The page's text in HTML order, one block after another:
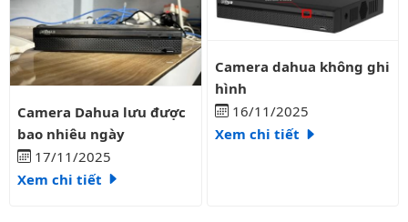
Camera Dahua lưu được bao nhiêu ngày
Camera Dahua lưu được
bao nhiêu ngày
17/11/2025
Xem chi tiết
Camera dahua không ghi hình
Camera dahua không ghi
hình
16/11/2025
Xem chi tiết